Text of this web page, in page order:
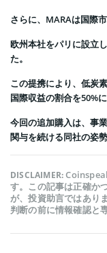
さらに、MARAは国際
欧州本社をパリに設立
た。
この提携により、低炭
国際収益の割合を50%
今回の追加購入は、事
関与を続ける同社の姿
DISCLAIMER:
す。この記事は正確か
が、投資助言ではあり
判断の前に情報確認と